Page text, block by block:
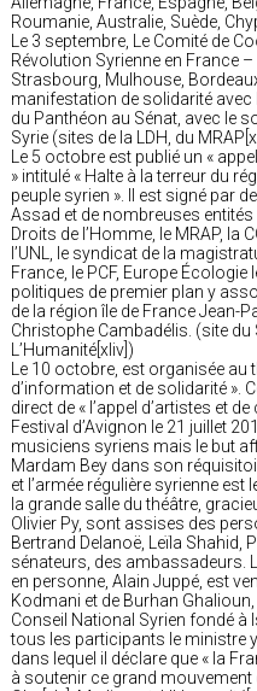
Roumanie, Australie, Suède,
Le 3 septembre, Le Comité de
Révolution Syrienne en France
Strasbourg, Mulhouse,
manifestation de solidarité avec
du Panthéon au Sénat, avec le
Syrie (sites de la LDH, du
Le 5 octobre est publié un «
» intitulé « Halte à la terreur du
peuple syrien ». Il est signé par
Assad et de nombreuses
Droits de l’Homme, le MRAP, la
l’UNL, le syndicat de la
France, le PCF, Europe
politiques de premier plan y
de la région île de France Jean-
Christophe Cambadélis. (site du
L’Humanité[xliv])
Le 10 octobre, est organisée au
d’information et de solidarité ».
direct de « l’appel d’artistes et
Festival d’Avignon le 21 juillet
musiciens syriens mais le but
Mardam Bey dans son
et l’armée régulière syrienne est
la grande salle du théâtre,
Olivier Py, sont assises des
Bertrand Delanoë, Leïla Shahid,
sénateurs, des ambassadeurs.
en personne, Alain Juppé, est
Kodmani et de Burhan
Conseil National Syrien fondé
tous les participants le ministre
dans lequel il déclare que « la
à soutenir ce grand